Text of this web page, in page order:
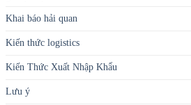
Khai báo hải quan
Kiến thức logistics
Kiến Thức Xuất Nhập Khẩu
Lưu ý